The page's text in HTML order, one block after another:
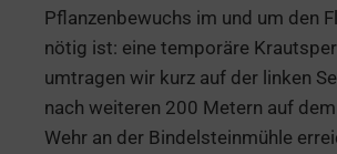
Pflanzenbewuchs im und um den
nötig ist: eine temporäre
umtragen wir kurz auf der linken
nach weiteren 200 Metern auf
Wehr an der Bindelsteinmühle